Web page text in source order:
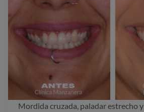
Mordida cruzada, paladar estrecho